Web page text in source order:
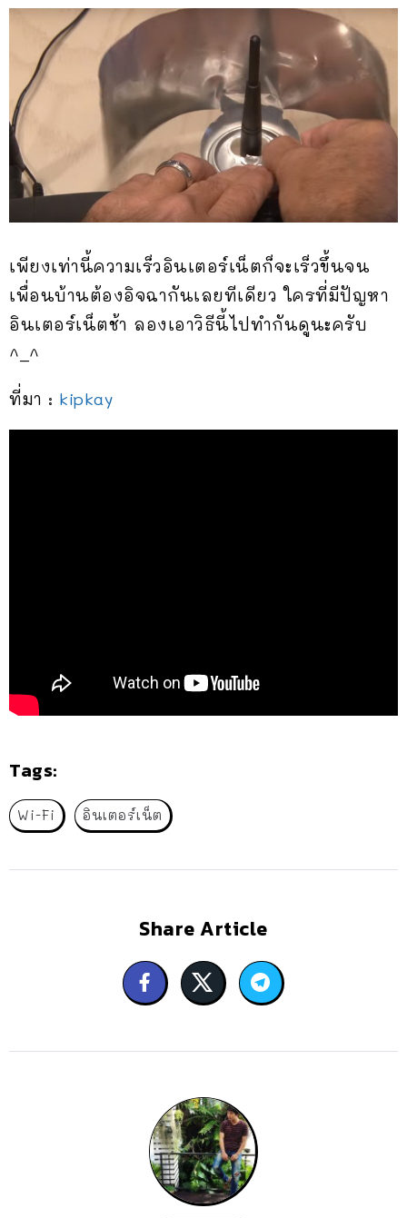
เพียงเท่านี้ความเร็วอินเตอร์เน็ตก็จะเร็วขึ้นจน
เพื่อนบ้านต้องอิจฉากันเลยทีเดียว ใครที่มีปัญหา
อินเตอร์เน็ตช้า ลองเอาวิธีนี้ไปทำกันดูนะครับ
^_^
ที่มา : kipkay
Tags:
Wi-Fi อินเตอร์เน็ต
Share Article